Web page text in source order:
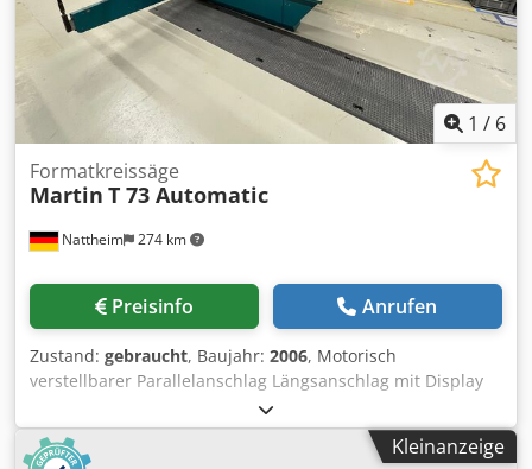
1 / 6
Nattheim 274 km
Formatkreissäge
Martin T 73 Automatic
Preisinfo Anrufen
Zustand: gebraucht, Baujahr: 2006, Motorisch
verstellbarer Parallelanschlag Längsanschlag mit Display
Einseitige motorische Schwenkung Schiebeschlitten 3000
mm 5,5 KW Vorritzer Schnittbreite 1000 mm Lagerort:
Nattheim Dkedpfxszawiue Ai Tjr
Kleinanzeige